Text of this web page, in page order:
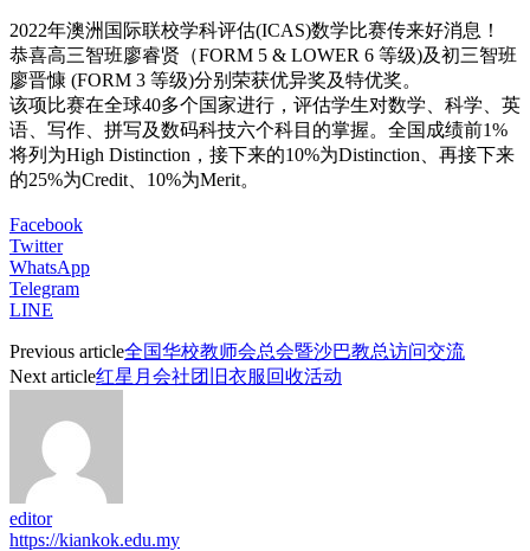
2022年澳洲国际联校学科评估(ICAS)数学比赛传来好消息！
恭喜高三智班廖睿贤（FORM 5 & LOWER 6 等级)及初三智班
廖晋慷 (FORM 3 等级)分别荣获优异奖及特优奖。
该项比赛在全球40多个国家进行，评估学生对数学、科学、英
语、写作、拼写及数码科技六个科目的掌握。全国成绩前1%
将列为High Distinction，接下来的10%为Distinction、再接下来
的25%为Credit、10%为Merit。
Facebook
Twitter
WhatsApp
Telegram
LINE
Previous article全国华校教师会总会暨沙巴教总访问交流
Next article红星月会社团旧衣服回收活动
editor
https://kiankok.edu.my